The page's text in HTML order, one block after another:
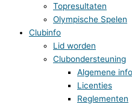
Topresultaten
Olympische Spelen
Clubinfo
Lid worden
Clubondersteuning
Algemene info
Licenties
Reglementen